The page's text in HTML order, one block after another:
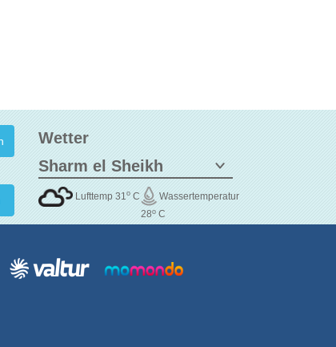
Wetter
Lufttemp 31 oC
Wassertemperatur
28oC